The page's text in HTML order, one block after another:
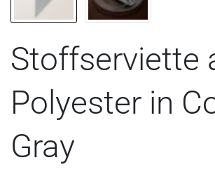
Stoffserviette
Polyester in
Gray